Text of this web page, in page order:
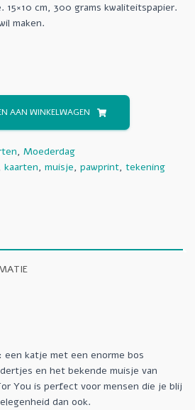
cm, 300 grams kwaliteitspapier.
maken.
AAN WINKELWAGEN
, Moederdag
kaarten, muisje, pawprint, tekening
een katje met een enorme bos
en het bekende muisje van
You is perfect voor mensen die je blij
dan ook.